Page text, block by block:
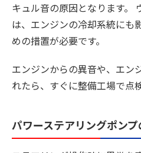
キュル音の原因となります。
は、エンジンの冷却系統にも
めの措置が必要です。
エンジンからの異音や、エン
れたら、すぐに整備工場で点
パワーステアリングポン